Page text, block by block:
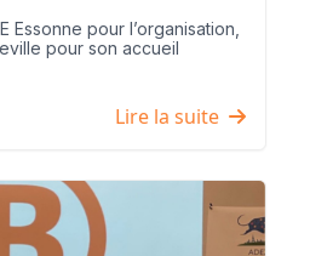
Essonne pour l’organisation,
pour son accueil
Lire la suite